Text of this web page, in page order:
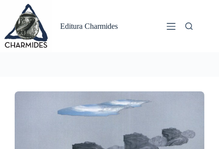
conținut
Editura Charmides